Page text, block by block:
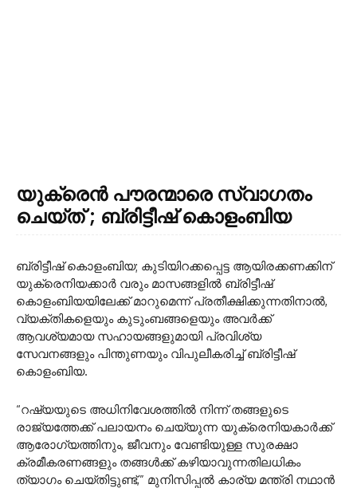
യുക്രെൻ പൗരന്മാരെ സ്വാഗതം
ചെയ്ത് ; ബ്രിട്ടീഷ് കൊളംബിയ
ബ്രിട്ടീഷ് കൊളംബിയ; കുടിയിറക്കപ്പെട്ട ആയിരക്കണക്കിന്
യുക്രെനിയക്കാർ വരും മാസങ്ങളിൽ ബ്രിട്ടീഷ്
കൊളംബിയയിലേക്ക് മാറുമെന്ന് പ്രതീക്ഷിക്കുന്നതിനാൽ,
വ്യക്തികളെയും കുടുംബങ്ങളെയും അവർക്ക്
ആവശ്യമായ സഹായങ്ങളുമായി പ്രവിശ്യ
സേവനങ്ങളും പിന്തുണയും വിപുലീകരിച്ച് ബ്രിട്ടീഷ്
കൊളംബിയ.
“റഷ്യയുടെ അധിനിവേശത്തിൽ നിന്ന് തങ്ങളുടെ
രാജ്യത്തേക്ക് പലായനം ചെയ്യുന്ന യുക്രെനിയകാർക്ക്
ആരോഗ്യത്തിനും, ജീവനും വേണ്ടിയുള്ള സുരക്ഷാ
ക്രമീകരണങ്ങളും തങ്ങൾക്ക് കഴിയാവുന്നതിലധികം
ത്യാഗം ചെയ്തിട്ടുണ്ട്,” മുനിസിപ്പൽ കാര്യ മന്ത്രി നഥാൻ